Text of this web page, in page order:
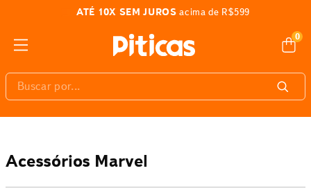
ATÉ 10X SEM JUROS acima de R$599
0
Buscar por...
Acessórios Marvel